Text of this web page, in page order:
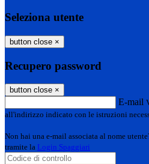
Seleziona utente
button close ×
Recupero password
button close ×
E-mail
all'indirizzo indicato con le istruzioni
Non hai una e-mail associata al nome
tramite la Login Spaggiari